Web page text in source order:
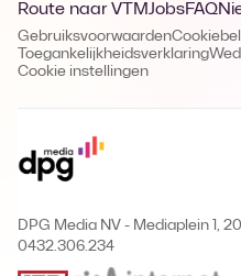
Route naar VTMJobsFAQ
Gebruiksvoorwaarden
Toegankelijkheidsverklaring
Cookie instellingen
DPG Media NV - Mediaplein 1,
0432.306.234